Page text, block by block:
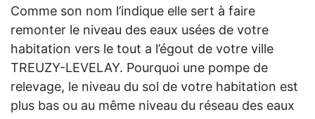
Comme son nom l’indique elle sert à faire
remonter le niveau des eaux usées de votre
habitation vers le tout a l’égout de votre ville
TREUZY-LEVELAY. Pourquoi une pompe de
relevage, le niveau du sol de votre habitation est
plus bas ou au même niveau du réseau des eaux